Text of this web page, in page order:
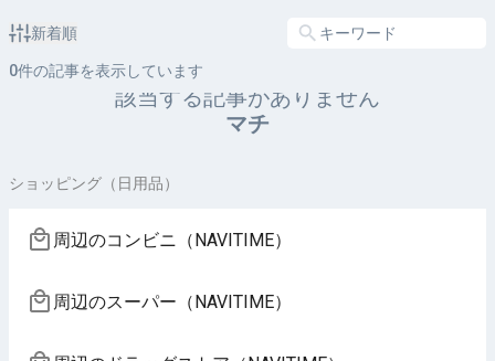
新着順
0件の記事を表示しています
該当する記事がありません
マチ
ショッピング（日用品）
周辺のコンビニ（NAVITIME）
周辺のスーパー（NAVITIME）